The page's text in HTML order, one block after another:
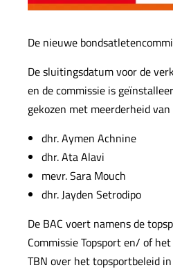
De nieuwe
De sluitingsdatum voor de
en de commissie is
gekozen met meerderheid
dhr. Aymen Achnine
dhr. Ata Alavi
mevr. Sara Mouch
dhr. Jayden Setrodipo
De BAC voert namens de
Commissie Topsport en/ of
TBN over het topsportbeleid